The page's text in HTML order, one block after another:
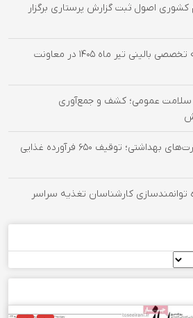
کشوری اصول ثبت گزارش پرستاری برگزار
برگزاری جلسه کمیته تخصصی بالینی تیر ماه ۱۴۰۵ در معاونت
سلامت عمومی؛ کشف و جمع‌آوری
در ادامه تشدید نظارت‌های بهداشتی؛ توقیف ۶۵۰ فرآورده غذایی
توانمندسازی کارشناسان تغذیه سراسر